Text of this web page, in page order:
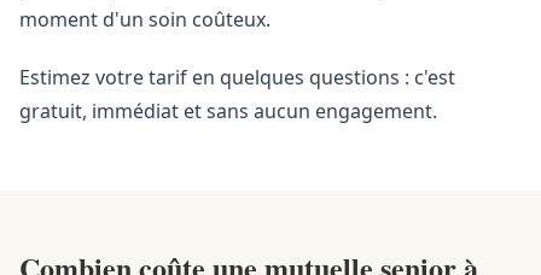
moment d'un soin coûteux.
Estimez votre tarif en quelques questions : c'est
gratuit, immédiat et sans aucun engagement.